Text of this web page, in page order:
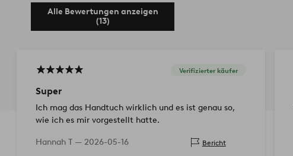
Alle Bewertungen anzeigen
(13)
Verifizierter käufer
Super
Ich mag das Handtuch wirklich und es ist genau so,
wie ich es mir vorgestellt hatte.
Hannah T — 2026-05-16 Bericht